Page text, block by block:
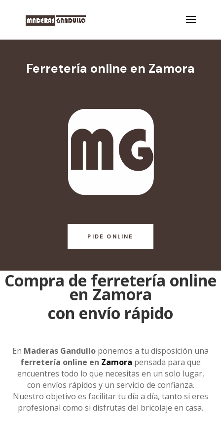
Ferretería online en Zamora
PIDE ONLINE
Compra de ferretería online
en Zamora
con envío rápido
En Maderas Gandullo ponemos a tu disposición una
ferretería online en Zamora pensada para que
encuentres todo lo que necesitas en un solo lugar,
con envíos rápidos y un servicio de confianza.
Nuestro objetivo es facilitar tu día a día, tanto si eres
profesional como si disfrutas del bricolaje en casa.